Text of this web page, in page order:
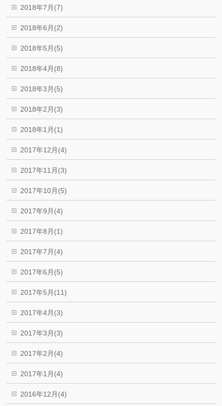
2018年7月(7)
2018年6月(2)
2018年5月(5)
2018年4月(8)
2018年3月(5)
2018年2月(3)
2018年1月(1)
2017年12月(4)
2017年11月(3)
2017年10月(5)
2017年9月(4)
2017年8月(1)
2017年7月(4)
2017年6月(5)
2017年5月(11)
2017年4月(3)
2017年3月(3)
2017年2月(4)
2017年1月(4)
2016年12月(4)